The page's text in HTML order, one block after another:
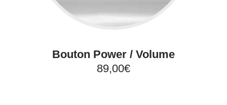
Bouton Power / Volume
89,00€